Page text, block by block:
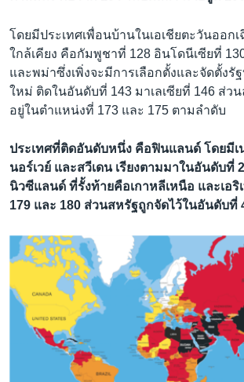
โดยมีประเทศเพื่อนบ้านในเอเชียตะวันออก
ใกล้เคียง คือกัมพูชาที่ 128 อินโดนีเซียที่
และพม่าซึ่งเพิ่งจะมีการเลือกตั้งและจัดตั้งรั
ใหม่ ติดในอันดับที่ 143 มาเลเซียที่ 146 ส่ว
อยู่ในตำแหน่งที่ 173 และ 175 ตามลำดับ
ประเทศที่ติดอันดับหนึ่ง คือฟินแลนด์ โดยมีเ
นอร์เวย์ และสวีเดน เรียงตามมาในอันดับที่
นิวซีแลนด์ ที่รั้งท้ายคือเกาหลีเหนือ และเอริ
179 และ 180 ส่วนสหรัฐถูกจัดไว้ในอันดับที่